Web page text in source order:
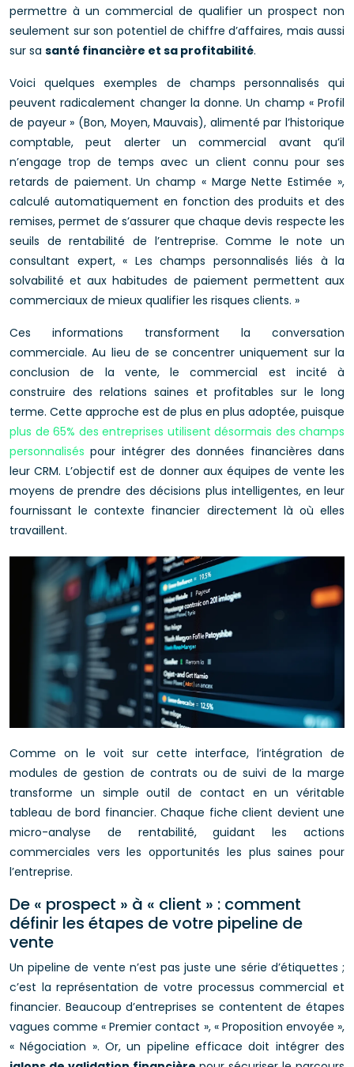
permettre à un commercial de qualifier un prospect non
seulement sur son potentiel de chiffre d’affaires, mais aussi
sur sa santé financière et sa profitabilité.
Voici quelques exemples de champs personnalisés qui
peuvent radicalement changer la donne. Un champ « Profil
de payeur » (Bon, Moyen, Mauvais), alimenté par l’historique
comptable, peut alerter un commercial avant qu’il
n’engage trop de temps avec un client connu pour ses
retards de paiement. Un champ « Marge Nette Estimée »,
calculé automatiquement en fonction des produits et des
remises, permet de s’assurer que chaque devis respecte les
seuils de rentabilité de l’entreprise. Comme le note un
consultant expert, « Les champs personnalisés liés à la
solvabilité et aux habitudes de paiement permettent aux
commerciaux de mieux qualifier les risques clients. »
Ces informations transforment la conversation
commerciale. Au lieu de se concentrer uniquement sur la
conclusion de la vente, le commercial est incité à
construire des relations saines et profitables sur le long
terme. Cette approche est de plus en plus adoptée, puisque
plus de 65% des entreprises utilisent désormais des champs
personnalisés pour intégrer des données financières dans
leur CRM. L’objectif est de donner aux équipes de vente les
moyens de prendre des décisions plus intelligentes, en leur
fournissant le contexte financier directement là où elles
travaillent.
Comme on le voit sur cette interface, l’intégration de
modules de gestion de contrats ou de suivi de la marge
transforme un simple outil de contact en un véritable
tableau de bord financier. Chaque fiche client devient une
micro-analyse de rentabilité, guidant les actions
commerciales vers les opportunités les plus saines pour
l’entreprise.
De « prospect » à « client » : comment
définir les étapes de votre pipeline de
vente
Un pipeline de vente n’est pas juste une série d’étiquettes ;
c’est la représentation de votre processus commercial et
financier. Beaucoup d’entreprises se contentent de étapes
vagues comme « Premier contact », « Proposition envoyée »,
« Négociation ». Or, un pipeline efficace doit intégrer des